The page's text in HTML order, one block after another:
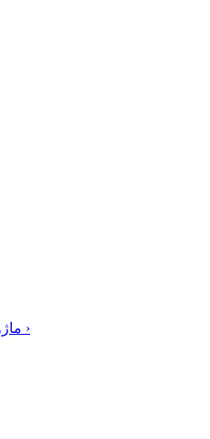
›